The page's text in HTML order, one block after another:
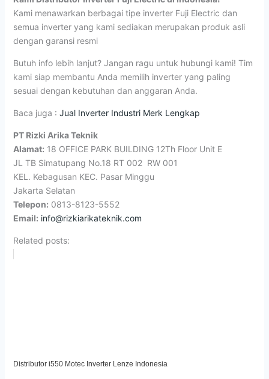
Kami menawarkan berbagai tipe inverter Fuji Electric dan
semua inverter yang kami sediakan merupakan produk asli
dengan garansi resmi
Butuh info lebih lanjut? Jangan ragu untuk hubungi kami! Tim
kami siap membantu Anda memilih inverter yang paling
sesuai dengan kebutuhan dan anggaran Anda.
Baca juga : Jual Inverter Industri Merk Lengkap
PT Rizki Arika Teknik
Alamat: 18 OFFICE PARK BUILDING 12Th Floor Unit E
JL TB Simatupang No.18 RT 002 RW 001
KEL. Kebagusan KEC. Pasar Minggu
Jakarta Selatan
Telepon: 0813-8123-5552
Email: info@rizkiarikateknik.com
Related posts:
Distributor i550 Motec Inverter Lenze Indonesia